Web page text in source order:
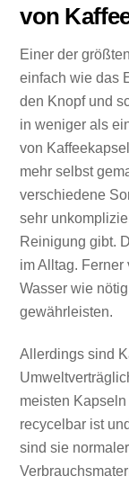
von
Einer der
einfach wie das
den Knopf und
in weniger als
von
mehr selbst
verschiedene
sehr
Reinigung gibt.
im Alltag. Ferner
Wasser wie
gewährleisten.
Allerdings sind
meisten
recycelbar ist
sind sie